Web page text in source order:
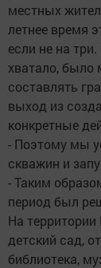
местных
летнее время
если не на
хватало, было
составлять
выход из
конкретные
- Поэтому мы
скважин и
- Таким
период был
На
детский сад,
библиотека,